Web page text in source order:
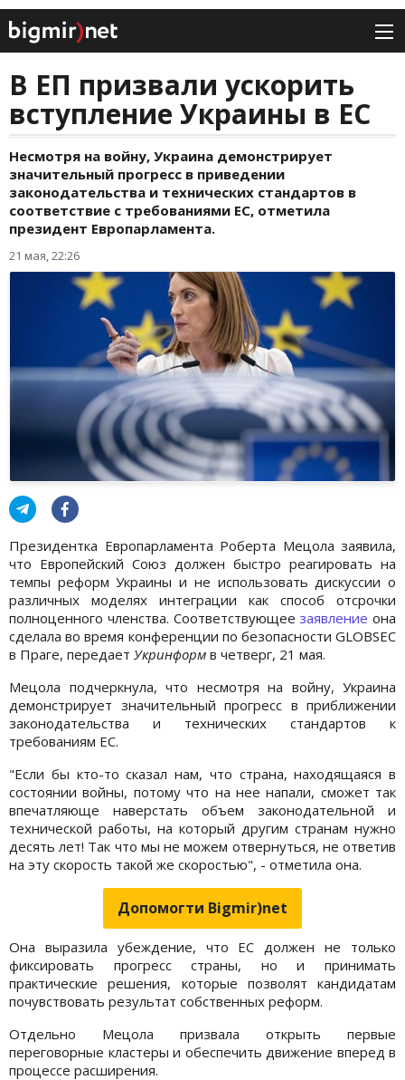
В ЕП призвали ускорить
вступление Украины в ЕС
Несмотря на войну, Украина демонстрирует
значительный прогресс в приведении
законодательства и технических стандартов в
соответствие с требованиями ЕС, отметила
президент Европарламента.
21 мая, 22:26
Президентка Европарламента Роберта Мецола заявила,
что Европейский Союз должен быстро реагировать на
темпы реформ Украины и не использовать дискуссии о
различных моделях интеграции как способ отсрочки
полноценного членства. Соответствующеезаявление она
сделала во время конференции по безопасности GLOBSEC
в Праге, передает Укринформ в четверг, 21 мая.
Мецола подчеркнула, что несмотря на войну, Украина
демонстрирует значительный прогресс в приближении
законодательства и технических стандартов к
требованиям ЕС.
"Если бы кто-то сказал нам, что страна, находящаяся в
состоянии войны, потому что на нее напали, сможет так
впечатляюще наверстать объем законодательной и
технической работы, на который другим странам нужно
десять лет! Так что мы не можем отвернуться, не ответив
на эту скорость такой же скоростью", - отметила она.
Допомогти Bigmir)net
Она выразила убеждение, что ЕС должен не только
фиксировать прогресс страны, но и принимать
практические решения, которые позволят кандидатам
почувствовать результат собственных реформ.
Отдельно Мецола призвала открыть первые
переговорные кластеры и обеспечить движение вперед в
процессе расширения.